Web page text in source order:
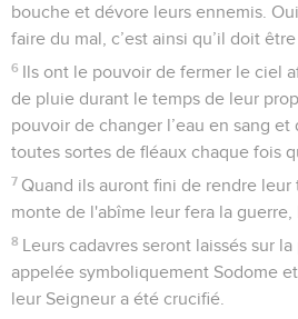
bouche et dévore leurs ennemis.
faire du mal, c’est ainsi qu’il doit être
6 Ils ont le pouvoir de fermer le ciel
de pluie durant le temps de leur
pouvoir de changer l’eau en sang
toutes sortes de fléaux chaque fois
7 Quand ils auront fini de rendre
monte de l'abîme leur fera la guerre,
8 Leurs cadavres seront laissés sur
appelée symboliquement Sodome
leur Seigneur a été crucifié.